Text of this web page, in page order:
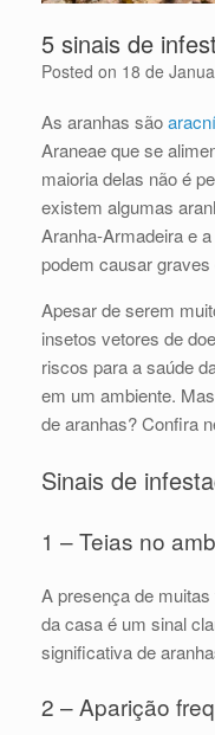
5 sinais de
Posted on 18 de
As aranhas são
Araneae que se
maioria delas não é
existem algumas
Aranha-Armadeira e
podem causar
Apesar de serem
insetos vetores de
riscos para a saúde
em um ambiente.
de aranhas? Confira
Sinais de
1 – Teias no
A presença de
da casa é um sinal
significativa de
2 – Aparição